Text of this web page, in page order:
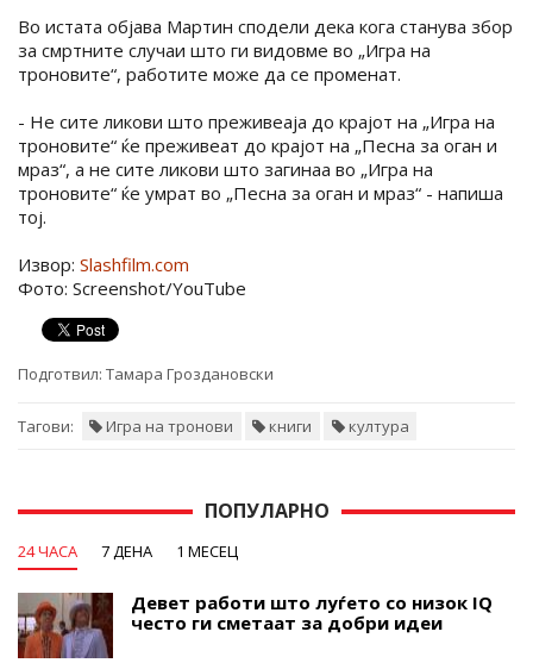
Во истата објава Мартин сподели дека кога станува збор
за смртните случаи што ги видовме во „Игра на
троновите“, работите може да се променат.
- Не сите ликови што преживеаја до крајот на „Игра на
троновите“ ќе преживеат до крајот на „Песна за оган и
мраз“, а не сите ликови што загинаа во „Игра на
троновите“ ќе умрат во „Песна за оган и мраз“ - напиша
тој.
Извор: Slashfilm.com
Фото: Screenshot/YouTube
Подготвил: Тамара Гроздановски
Тагови: Игра на тронови книги култура
ПОПУЛАРНО
24 ЧАСА 7 ДЕНА 1 МЕСЕЦ
Девет работи што луѓето со низок IQ
често ги сметаат за добри идеи